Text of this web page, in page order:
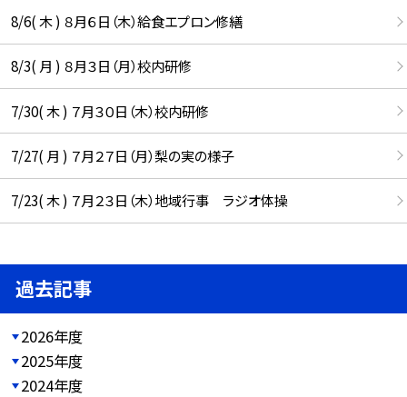
8/6( 木 ) ８月６日（木）給食エプロン修繕
8/3( 月 ) ８月３日（月）校内研修
7/30( 木 ) ７月３０日（木）校内研修
7/27( 月 ) ７月２７日（月）梨の実の様子
7/23( 木 ) ７月２３日（木）地域行事 ラジオ体操
過去記事
2026年度
2025年度
2024年度